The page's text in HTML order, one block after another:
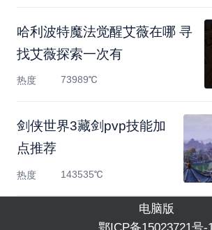
哈利波特魔法觉醒艾薇在哪 寻
找艾薇探索一次有
热度 73989℃
剑侠世界3藏剑pvp技能加
点推荐
热度 143535℃
电脑版